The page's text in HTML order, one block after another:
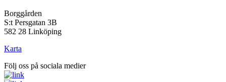
Borggården
S:t Persgatan 3B
582 28 Linköping
Karta
Följ oss på sociala medier